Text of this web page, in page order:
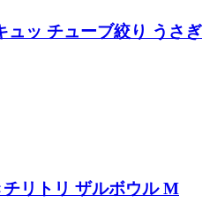
ュッ チューブ絞り うさぎ
リトリ ザルボウル M